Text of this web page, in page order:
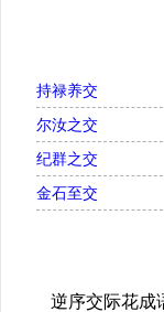
持禄养交
尔汝之交
纪群之交
金石至交
逆序交际花成